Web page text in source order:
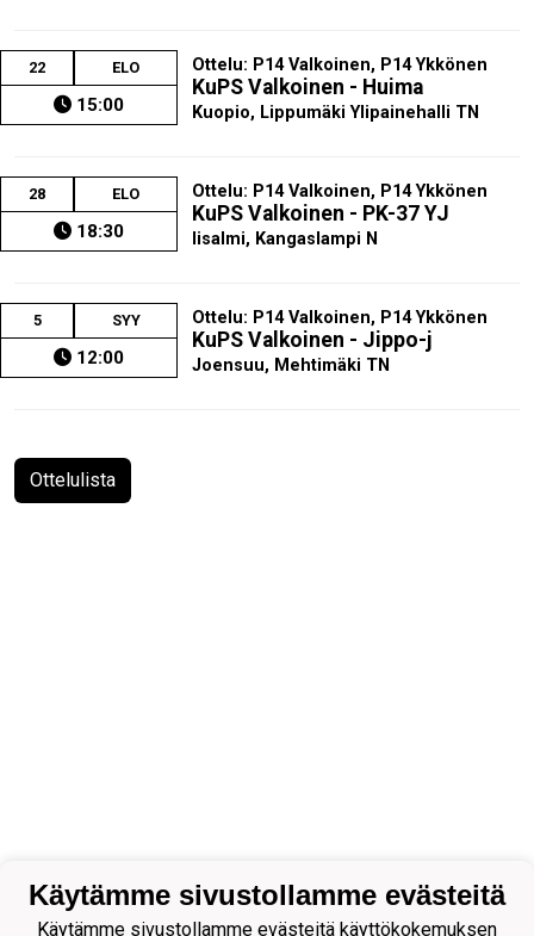
22 ELO
15:00
Ottelu: P14 Valkoinen, P14 Ykkönen
KuPS Valkoinen - Huima
Kuopio, Lippumäki Ylipainehalli TN
28 ELO
18:30
Ottelu: P14 Valkoinen, P14 Ykkönen
KuPS Valkoinen - PK-37 YJ
Iisalmi, Kangaslampi N
5 SYY
12:00
Ottelu: P14 Valkoinen, P14 Ykkönen
KuPS Valkoinen - Jippo-j
Joensuu, Mehtimäki TN
Ottelulista
Käytämme sivustollamme evästeitä
Käytämme sivustollamme evästeitä käyttökokemuksen